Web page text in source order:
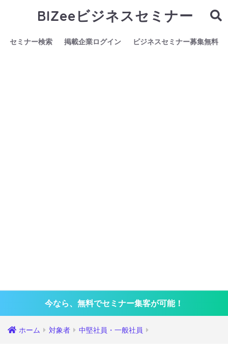
BIZeeビジネスセミナー
セミナー検索 掲載企業ログイン ビジネスセミナー募集無料
今なら、無料でセミナー集客が可能！
ホーム 対象者 中堅社員・一般社員